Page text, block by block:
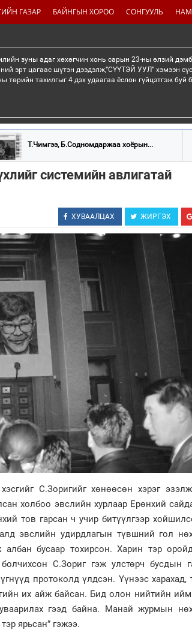
ГАЗАР БАЙНГЫН ХОРОО СОНГУУЛЬ
зуны адаг хөхөгчин хонь сарын 23-ны өлзий
эрт цагаас шүтэн дээдэлж,“СҮҮТЭЙ УУЛ” хэмээн
төрийн тахилгыг 4 дэх удаагаа ёслон гүйцэтгэж
Т.Чимгээ, Б.Содномдаржаа хоёрын...
системийн авлигатай
ХУВААЛЦАХ ЖИРГЭХ
С.Зоригийг хөнөөсөн хэрэг
холбоо эвслийн хурлаар Ерөнхий
тов гарсан ч учир битүүлгээр
эвслийн удирдлагын түвшний гол
бусаар тохирсон. Харин тэр
С.Зориг гэж улстөрч бусдын
протоколд үлдсэн. Үүнээс харахад,
их айж байсан. Бид олон нийтийн
гээд байна. Манай журмын
ярьсан” гэжээ.